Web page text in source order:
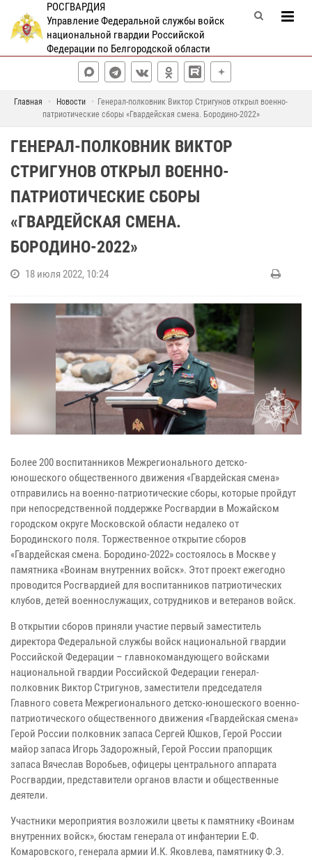
РОСГВАРДИЯ
Управление Федеральной службы войск
национальной гвардии Российской
Федерации по Белгородской области
Главная Новости
Генерал-полковник Виктор Стригунов открыл военно-
патриотические сборы «Гвардейская смена. Бородино-2022»
ГЕНЕРАЛ-ПОЛКОВНИК ВИКТОР
СТРИГУНОВ ОТКРЫЛ ВОЕННО-
ПАТРИОТИЧЕСКИЕ СБОРЫ
«ГВАРДЕЙСКАЯ СМЕНА.
БОРОДИНО-2022»
18 июля 2022, 10:24
Более 200 воспитанников Межрегионального детско-
юношеского общественного движения «Гвардейская смена»
отправились на военно-патриотические сборы, которые пройдут
при непосредственной поддержке Росгвардии в Можайском
городском округе Московской области недалеко от
Бородинского поля. Торжественное открытие сборов
«Гвардейская смена. Бородино-2022» состоялось в Москве у
памятника «Воинам внутренних войск». Этот проект ежегодно
проводится Росгвардией для воспитанников патриотических
клубов, детей военнослужащих, сотрудников и ветеранов войск.
В открытии сборов приняли участие первый заместитель
директора Федеральной службы войск национальной гвардии
Российской Федерации – главнокомандующего войсками
национальной гвардии Российской Федерации генерал-
полковник Виктор Стригунов, заместители председателя
Главного совета Межрегионального детско-юношеского военно-
патриотического общественного движения «Гвардейская смена»
Герой России полковник запаса Сергей Юшков, Герой России
майор запаса Игорь Задорожный, Герой России прапорщик
запаса Вячеслав Воробьев, офицеры центрального аппарата
Росгвардии, представители органов власти и общественные
деятели.
Участники мероприятия возложили цветы к памятнику «Воинам
внутренних войск», бюстам генерала от инфантерии Е.Ф.
Комаровского, генерала армии И.К. Яковлева, памятнику Ф.Э.